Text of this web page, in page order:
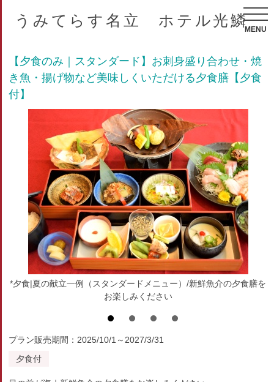
うみてらす名立 ホテル光鱗
MENU
【夕食のみ｜スタンダード】お刺身盛り合わせ・焼
き魚・揚げ物など美味しくいただける夕食膳【夕食
付】
*夕食|夏の献立一例（スタンダードメニュー）/新鮮魚介の夕食膳を
お楽しみください
プラン販売期間：2025/10/1～2027/3/31
夕食付